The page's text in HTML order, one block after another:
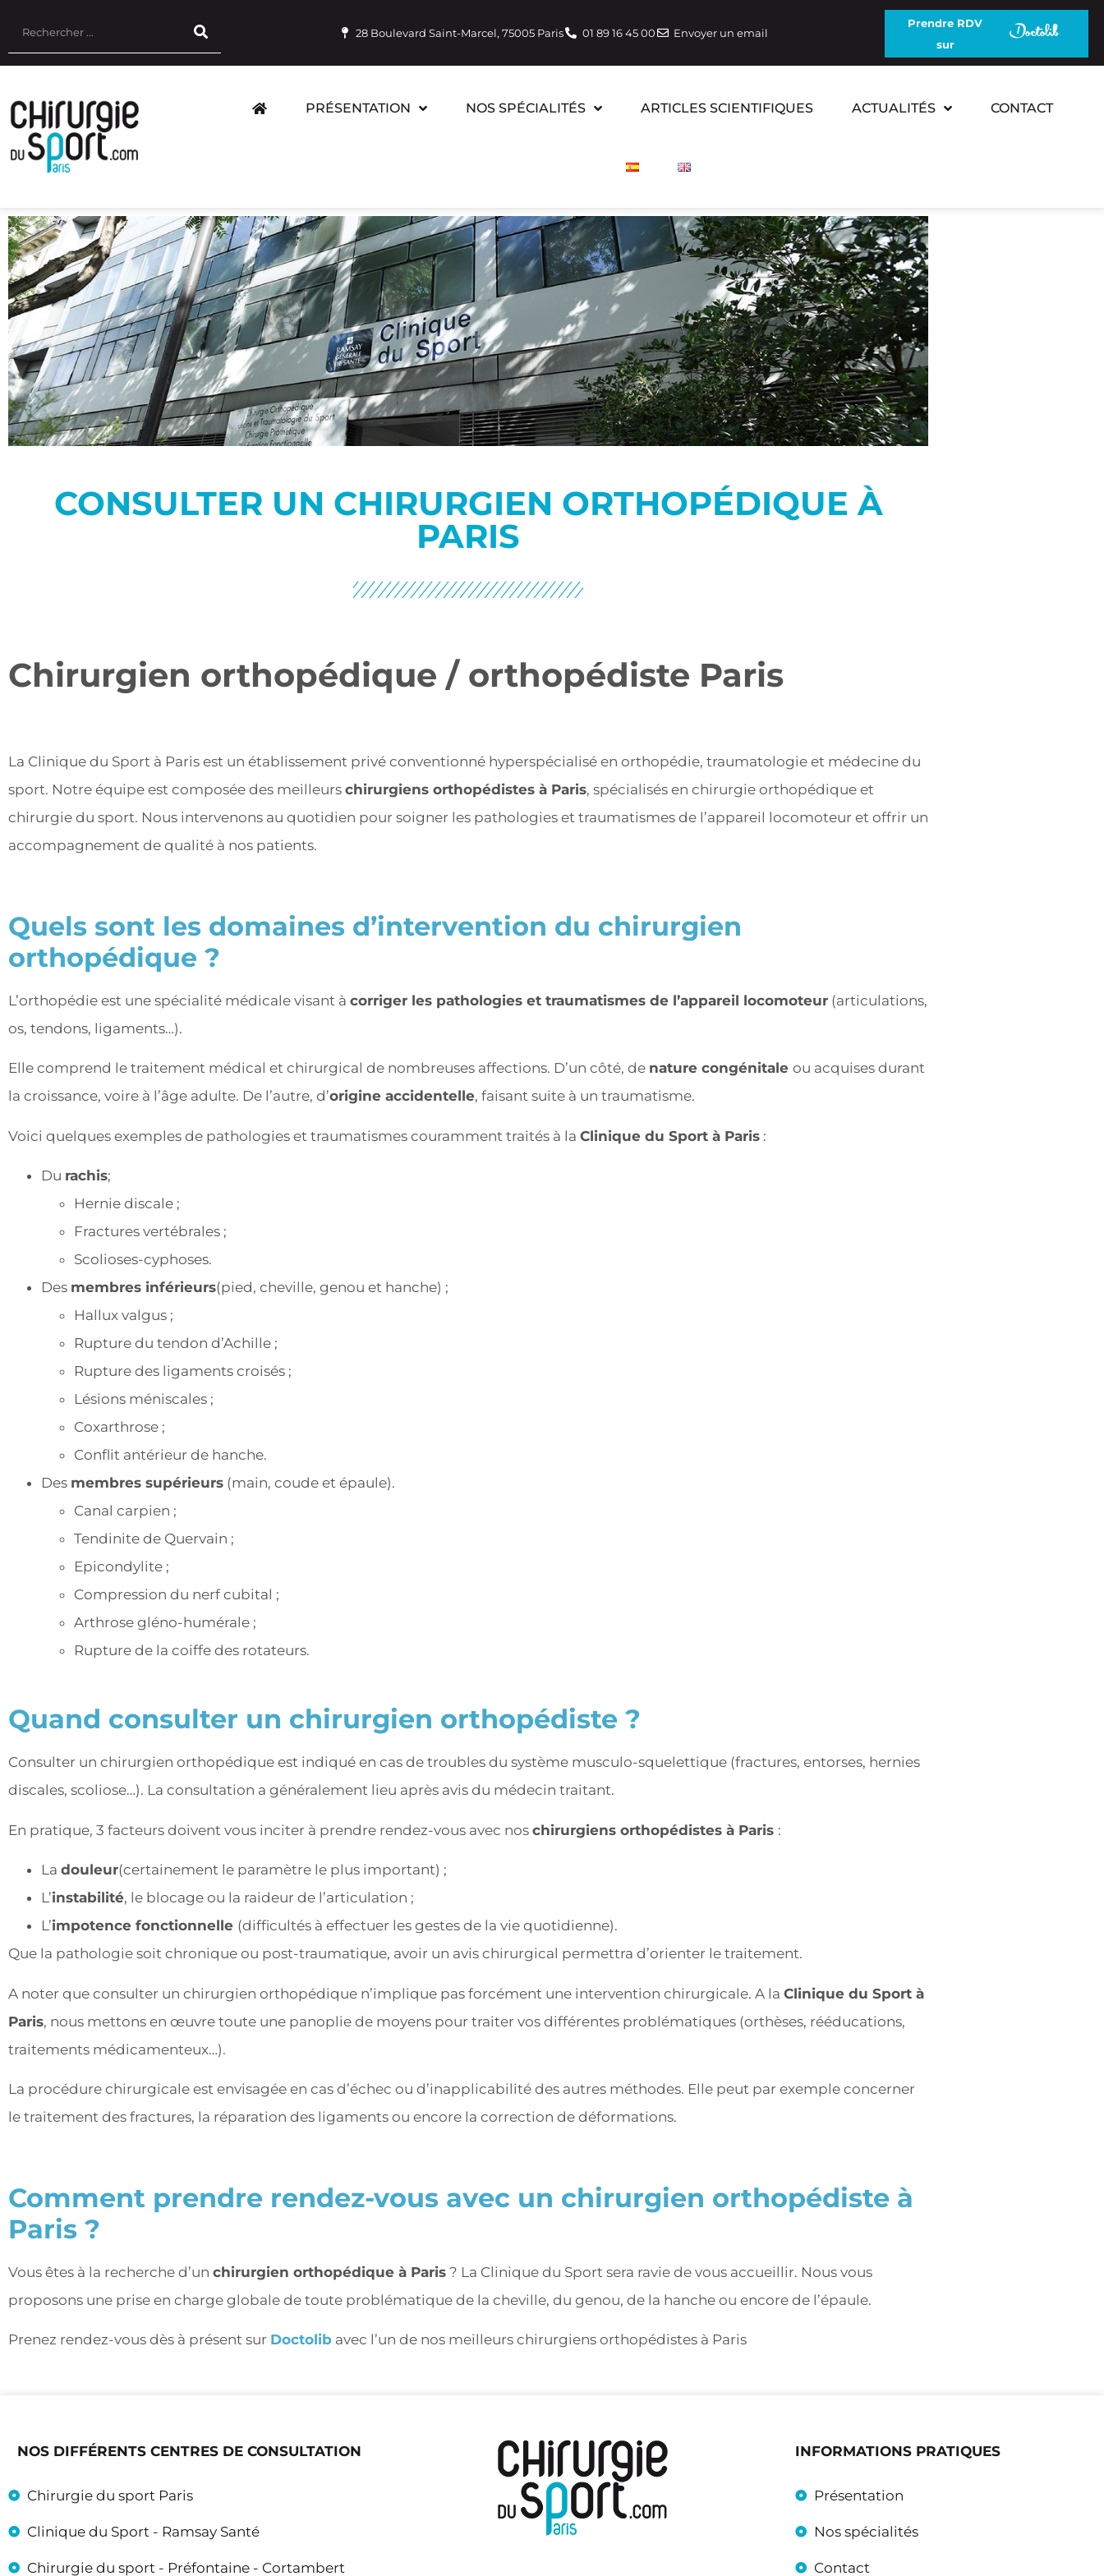
28 Boulevard Saint-Marcel, 75005 Paris 01 89 16 45 00 Envoyer un email
Prendre RDV
sur
PRÉSENTATION NOS SPÉCIALITÉS ARTICLES SCIENTIFIQUES ACTUALITÉS CONTACT
CONSULTER UN CHIRURGIEN ORTHOPÉDIQUE À
PARIS
Chirurgien orthopédique / orthopédiste Paris
La Clinique du Sport à Paris est un établissement privé conventionné hyperspécialisé en orthopédie, traumatologie et médecine du
sport. Notre équipe est composée des meilleurs chirurgiens orthopédistes à Paris, spécialisés en chirurgie orthopédique et
chirurgie du sport. Nous intervenons au quotidien pour soigner les pathologies et traumatismes de l’appareil locomoteur et offrir un
accompagnement de qualité à nos patients.
Quels sont les domaines d’intervention du chirurgien
orthopédique ?
L’orthopédie est une spécialité médicale visant à corriger les pathologies et traumatismes de l’appareil locomoteur (articulations,
os, tendons, ligaments…).
Elle comprend le traitement médical et chirurgical de nombreuses affections. D’un côté, de nature congénitale ou acquises durant
la croissance, voire à l’âge adulte. De l’autre, d’origine accidentelle, faisant suite à un traumatisme.
Voici quelques exemples de pathologies et traumatismes couramment traités à la Clinique du Sport à Paris :
Du rachis;
Hernie discale ;
Fractures vertébrales ;
Scolioses-cyphoses.
Des membres inférieurs(pied, cheville, genou et hanche) ;
Hallux valgus ;
Rupture du tendon d’Achille ;
Rupture des ligaments croisés ;
Lésions méniscales ;
Coxarthrose ;
Conflit antérieur de hanche.
Des membres supérieurs (main, coude et épaule).
Canal carpien ;
Tendinite de Quervain ;
Epicondylite ;
Compression du nerf cubital ;
Arthrose gléno-humérale ;
Rupture de la coiffe des rotateurs.
Quand consulter un chirurgien orthopédiste ?
Consulter un chirurgien orthopédique est indiqué en cas de troubles du système musculo-squelettique (fractures, entorses, hernies
discales, scoliose…). La consultation a généralement lieu après avis du médecin traitant.
En pratique, 3 facteurs doivent vous inciter à prendre rendez-vous avec nos chirurgiens orthopédistes à Paris :
La douleur(certainement le paramètre le plus important) ;
L’instabilité, le blocage ou la raideur de l’articulation ;
L’impotence fonctionnelle (difficultés à effectuer les gestes de la vie quotidienne).
Que la pathologie soit chronique ou post-traumatique, avoir un avis chirurgical permettra d’orienter le traitement.
A noter que consulter un chirurgien orthopédique n’implique pas forcément une intervention chirurgicale. A la Clinique du Sport à
Paris, nous mettons en œuvre toute une panoplie de moyens pour traiter vos différentes problématiques (orthèses, rééducations,
traitements médicamenteux…).
La procédure chirurgicale est envisagée en cas d’échec ou d’inapplicabilité des autres méthodes. Elle peut par exemple concerner
le traitement des fractures, la réparation des ligaments ou encore la correction de déformations.
Comment prendre rendez-vous avec un chirurgien orthopédiste à
Paris ?
Vous êtes à la recherche d’un chirurgien orthopédique à Paris ? La Clinique du Sport sera ravie de vous accueillir. Nous vous
proposons une prise en charge globale de toute problématique de la cheville, du genou, de la hanche ou encore de l’épaule.
Prenez rendez-vous dès à présent sur Doctolib avec l’un de nos meilleurs chirurgiens orthopédistes à Paris
NOS DIFFÉRENTS CENTRES DE CONSULTATION
Chirurgie du sport Paris
Clinique du Sport - Ramsay Santé
Chirurgie du sport - Préfontaine - Cortambert
INFORMATIONS PRATIQUES
Présentation
Nos spécialités
Contact